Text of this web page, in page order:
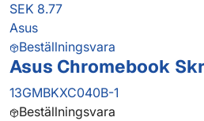
SEK 8.77
Asus
Beställningsvara
Asus Chromebook
13GMBKXC040B-1
Beställningsvara